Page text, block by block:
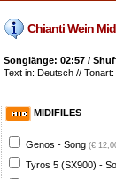
Chianti Wein
Songlänge: 02:57 /
Text in: Deutsch // Tonart:
MIDIFILES
Genos - Song (€
Tyros 5 (SX900) -